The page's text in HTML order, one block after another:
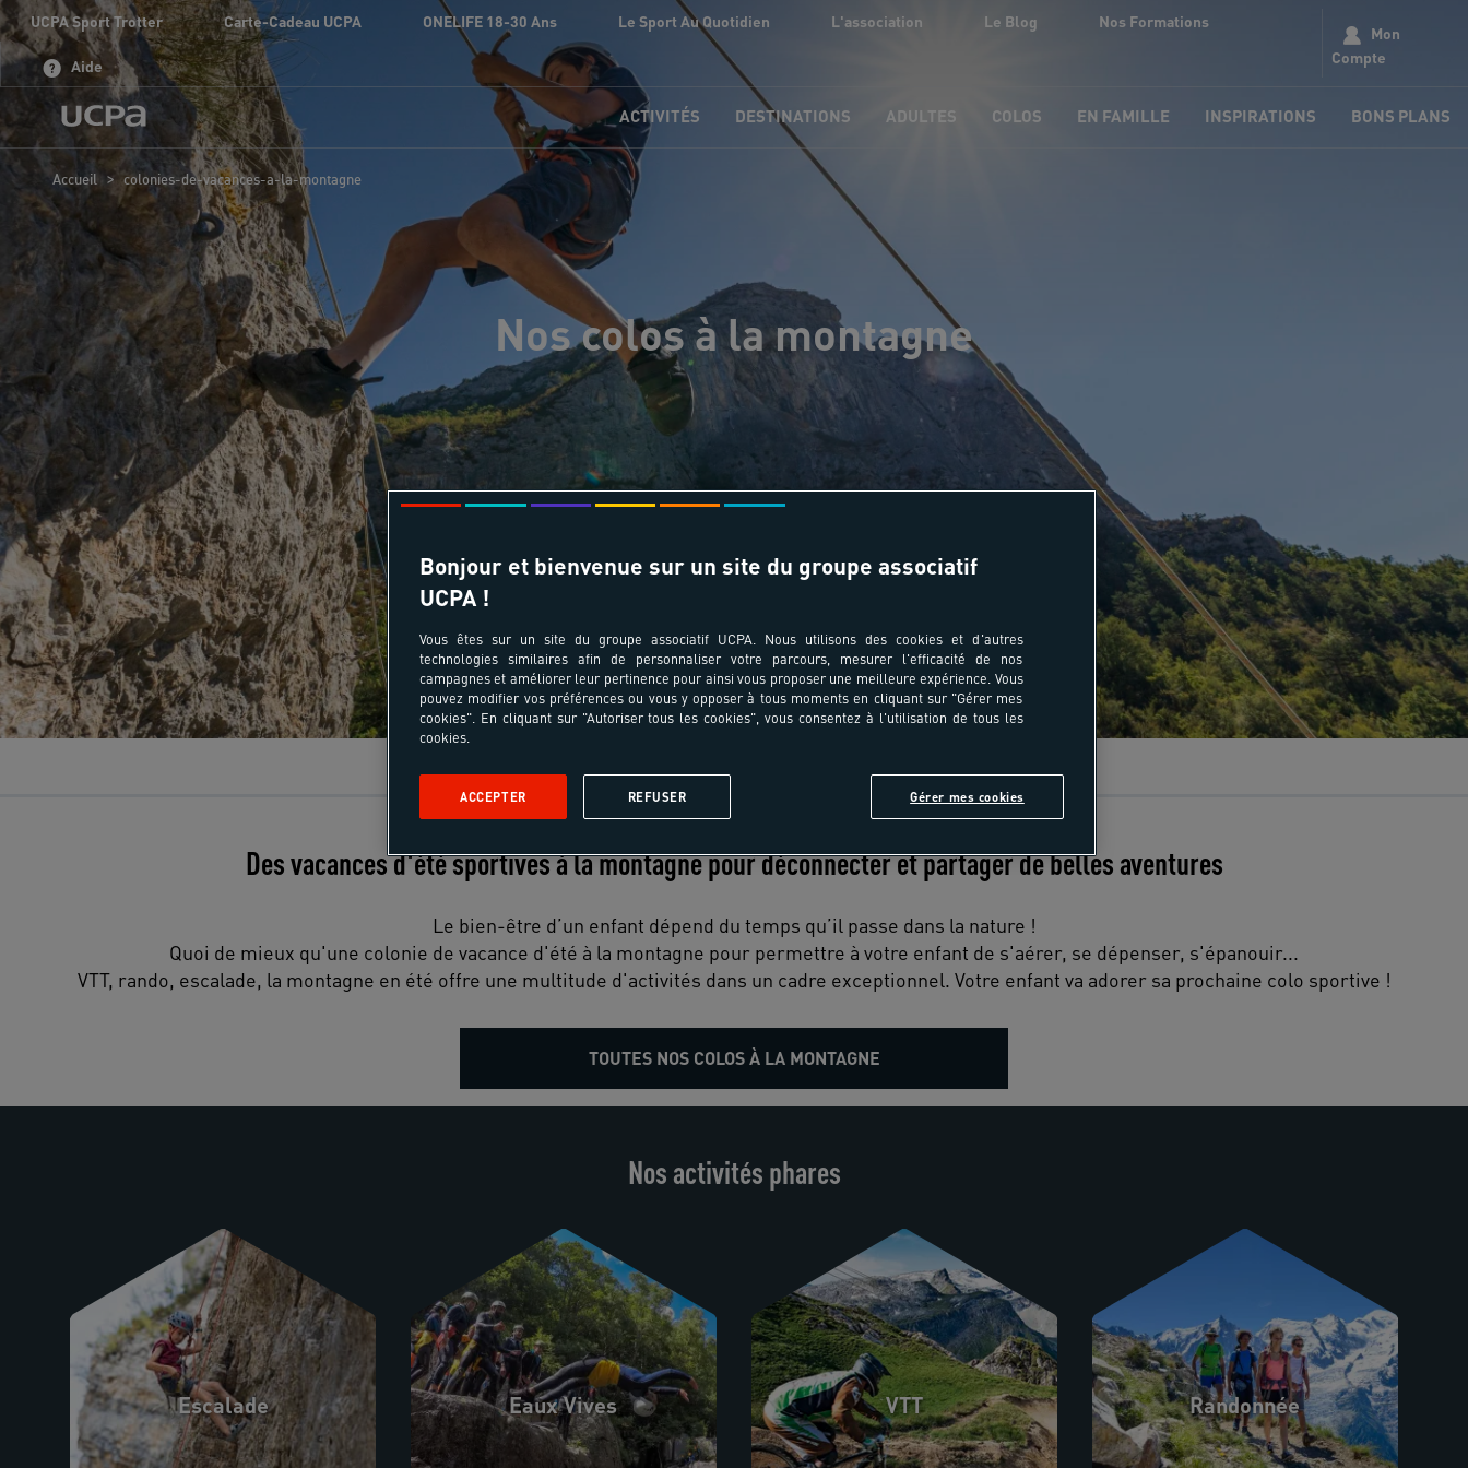
UCPA Sport Trotter Carte-Cadeau UCPA ONELIFE 18-30 Ans Le Sport Au Quotidien L'association Le Blog Nos Formations
Aide
Mon
Compte
ACTIVITÉS DESTINATIONS ADULTES COLOS EN FAMILLE INSPIRATIONS BONS PLANS
Accueil > colonies-de-vacances-a-la-montagne
Nos colos à la montagne
Des vacances d'été sportives à la montagne pour déconnecter et partager de belles aventures
Le bien-être d’un enfant dépend du temps qu’il passe dans la nature !
Quoi de mieux qu'une colonie de vacance d'été à la montagne pour permettre à votre enfant de s'aérer, se dépenser, s'épanouir...
VTT, rando, escalade, la montagne en été offre une multitude d'activités dans un cadre exceptionnel. Votre enfant va adorer sa prochaine colo sportive !
TOUTES NOS COLOS À LA MONTAGNE
Nos activités phares
Escalade Eaux Vives VTT Randonnée
Bonjour et bienvenue sur un site du groupe associatif
UCPA !
Vous êtes sur un site du groupe associatif UCPA. Nous utilisons des cookies et d'autres
technologies similaires afin de personnaliser votre parcours, mesurer l'efficacité de nos
campagnes et améliorer leur pertinence pour ainsi vous proposer une meilleure expérience. Vous
pouvez modifier vos préférences ou vous y opposer à tous moments en cliquant sur "Gérer mes
cookies". En cliquant sur "Autoriser tous les cookies", vous consentez à l'utilisation de tous les
cookies.
Gérer mes cookies
REFUSER
ACCEPTER